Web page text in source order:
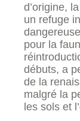
d’origine,
un refuge
pour la
débuts, a
de la
malgré la
les sols et